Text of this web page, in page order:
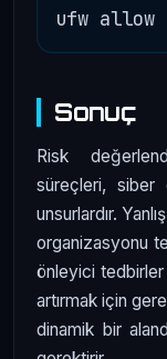
Sonuç
Risk
süreçleri, siber
unsurlardır.
organizasyonu
önleyici
artırmak için
dinamik bir